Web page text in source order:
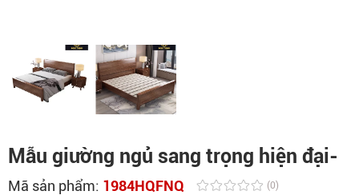
Mẫu giường ngủ sang trọng hiện đại-
Mã sản phẩm: 1984HQFNQ (0)